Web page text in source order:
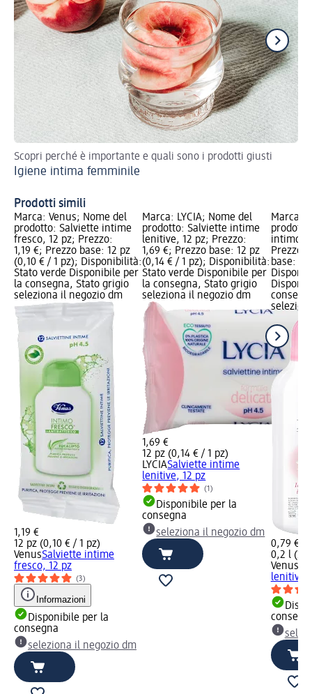
Scopri perché è importante e quali sono i prodotti giusti
Igiene intima femminile
Prodotti simili
Marca: Venus; Nome del
prodotto: Salviette intime
fresco, 12 pz; Prezzo:
1,19 €; Prezzo base: 12 pz
(0,10 € / 1 pz); Disponibilità:
Stato verde Disponibile per
la consegna, Stato grigio
seleziona il negozio dm
1,19 €
12 pz (0,10 € / 1 pz)
VenusSalviette intime
fresco, 12 pz
(3)
Informazioni
Disponibile per la
consegna
seleziona il negozio dm
Marca: LYCIA; Nome del
prodotto: Salviette intime
lenitive, 12 pz; Prezzo:
1,69 €; Prezzo base: 12 pz
(0,14 € / 1 pz); Disponibilità:
Stato verde Disponibile per
la consegna, Stato grigio
seleziona il negozio dm
1,69 €
12 pz (0,14 € / 1 pz)
LYCIASalviette intime
lenitive, 12 pz
(1)
Disponibile per la
consegna
seleziona il negozio dm
Marca:
intimo
Prezzo:
base:
0,79 €
0,2 l
Venus
lenitivo,